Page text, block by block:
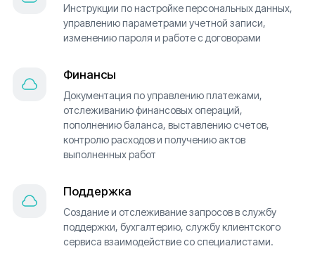
Инструкции по настройке персональных данных,
управлению параметрами учетной записи,
изменению пароля и работе с договорами
Финансы
Документация по управлению платежами,
отслеживанию финансовых операций,
пополнению баланса, выставлению счетов,
контролю расходов и получению актов
выполненных работ
Поддержка
Создание и отслеживание запросов в службу
поддержки, бухгалтерию, службу клиентского
сервиса взаимодействие со специалистами.